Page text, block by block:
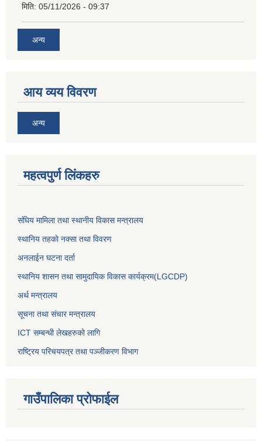
मिति: 05/11/2026 - 09:37
अन्य
आय व्यय विवरण
अन्य
महत्वपुर्ण लिंकहरु
संघिय मामिला तथा स्थानीय विकास मन्त्रालय
स्थानिय तहकाे नक्सा तथा विवरण
अनलाईन घटना दर्ता
स्थानिय शासन तथा सामुदायिक विकास कार्यक्रम(LGCDP)
अर्थ मन्त्रालय
सूचना तथा संचार मन्त्रालय
ICT सम्बन्धी लेखहरुको लागि
राष्ट्रिय परिचयपत्र तथा पञ्‍जीकरण विभाग
गाउँपालिका प्रोफाईल